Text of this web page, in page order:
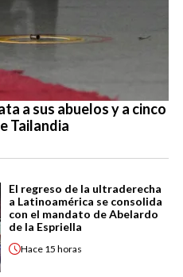
a sus abuelos y a cinco
Tailandia
El regreso de la ultraderecha
a Latinoamérica se consolida
con el mandato de Abelardo
de la Espriella
Hace 15 horas